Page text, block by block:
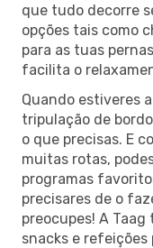
que tudo decorre
opções tais como
para as tuas
facilita o
Quando estiveres
tripulação de
o que precisas. E
muitas rotas,
programas
precisares de o
preocupes! A
snacks e refeições